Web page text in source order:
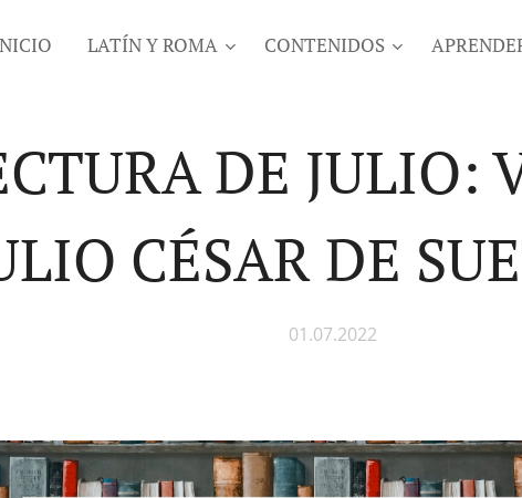
LATÍN Y ROMA CONTENIDOS
DE JULIO:
CÉSAR DE
01.07.2022